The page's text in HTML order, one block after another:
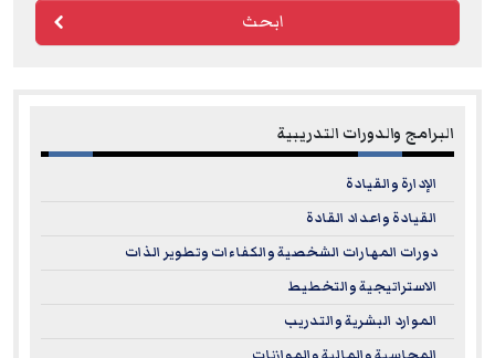
ابحث
البرامج والدورات التدريبية
الإدارة والقيادة
القيادة واعداد القادة
دورات المهارات الشخصية والكفاءات وتطوير الذات
الاستراتيجية والتخطيط
الموارد البشرية والتدريب